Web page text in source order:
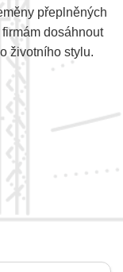
přeplněných
dosáhnout
životního stylu.